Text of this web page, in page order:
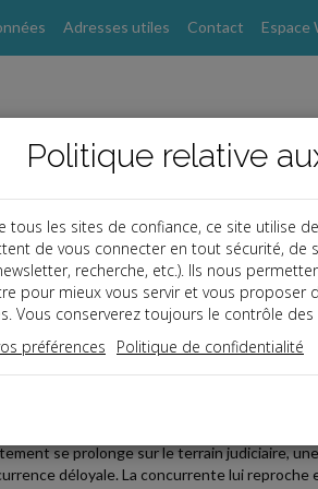
Adresses utiles Contact Espace
03-16
se livrent une concurrence acharnée
se prolonge sur le terrain judiciaire,
déloyale. La concurrente lui
Politique relative
tous les sites de confiance, ce site utilise
de vous connecter en tout sécurité, de
recherche, etc.). Ils nous
pour mieux vous servir et vous proposer
Vous conserverez toujours le contrôle
préférences
Politique de confidentialité